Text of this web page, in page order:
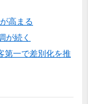
高まる
が続く
第一で差別化を推